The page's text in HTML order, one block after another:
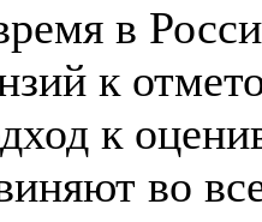
в
к
к
во